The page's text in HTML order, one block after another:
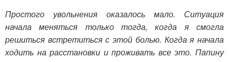
Простого увольнения оказалось мало. Ситуация
начала меняться только тогда, когда я смогла
решиться встретиться с этой болью. Когда я начала
ходить на расстановки и проживать все это. Папину